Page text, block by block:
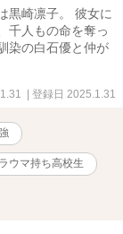
黒崎凛子。 彼女に
千人もの命を奪っ
染の白石優と仲が
| 登録日 2025.1.31
ウマ持ち高校生